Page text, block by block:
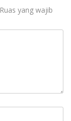
Ruas yang wajib